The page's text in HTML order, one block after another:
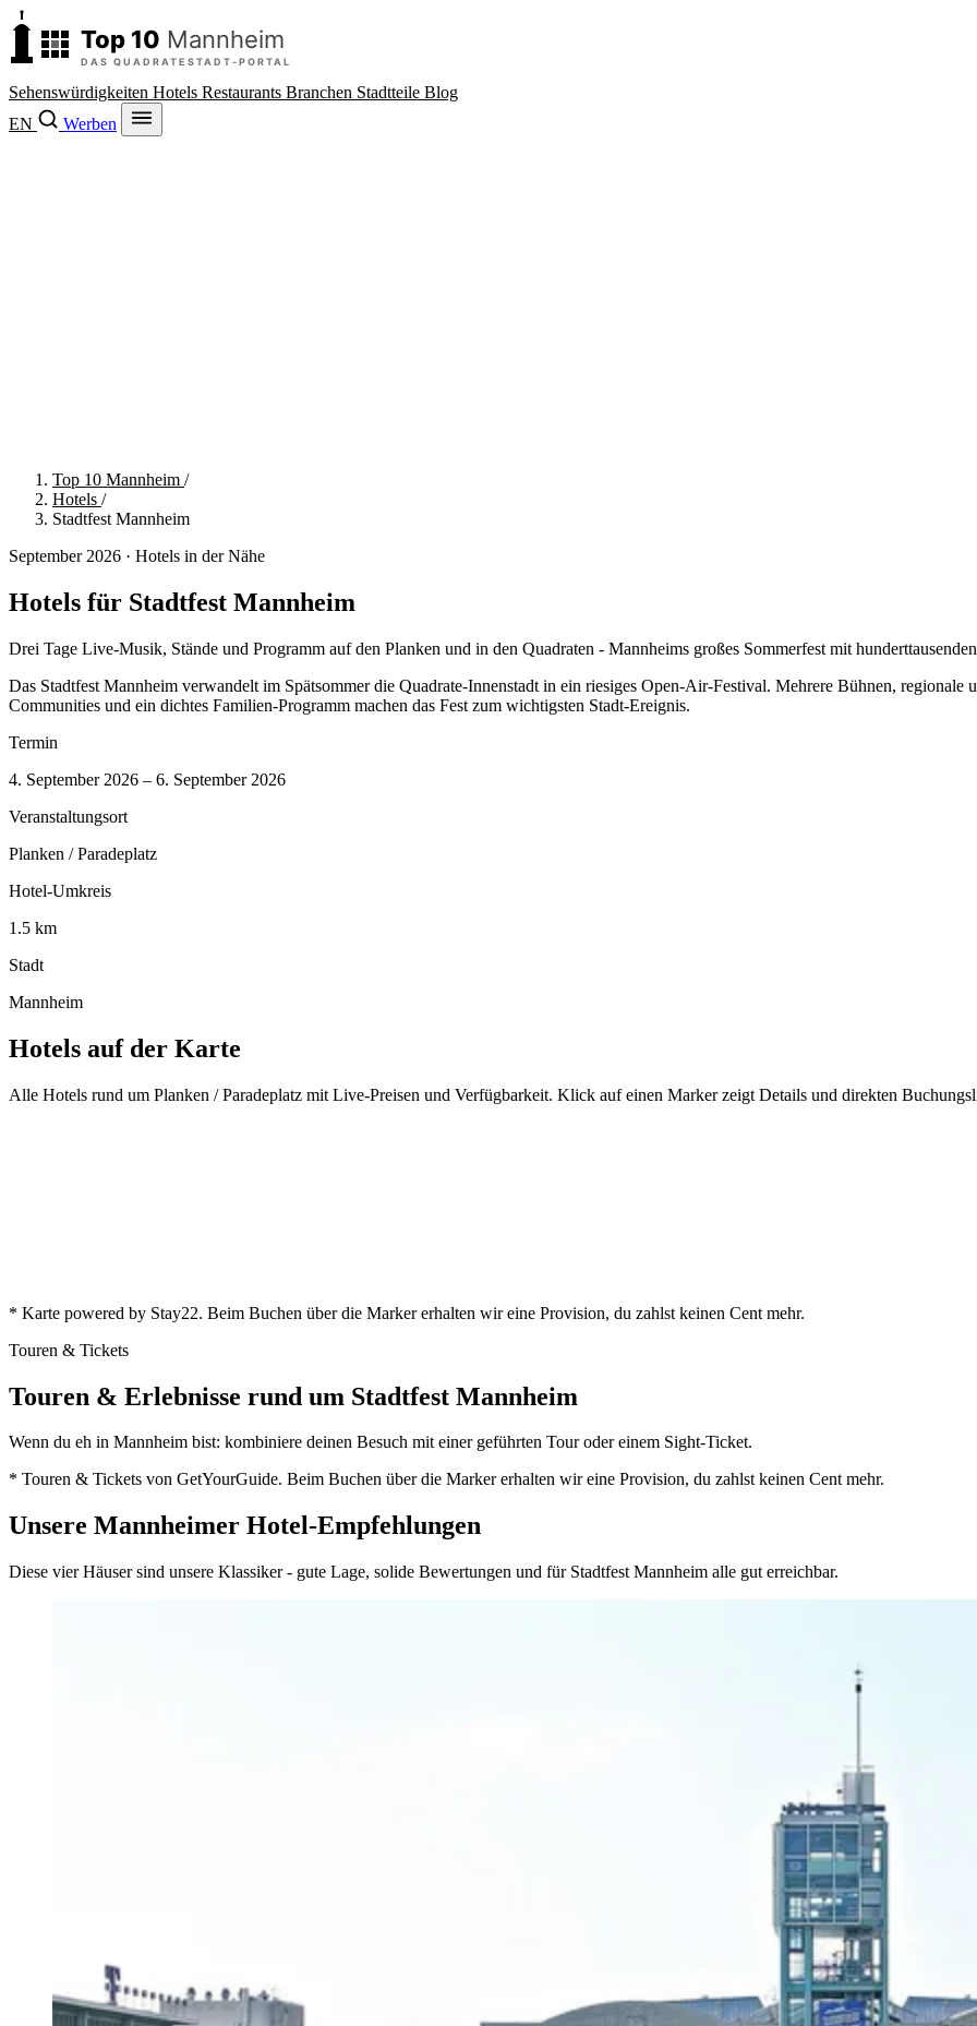
Sehenswürdigkeiten Hotels Restaurants Branchen Stadtteile Blog
EN
Werben
Top 10 Mannheim /
Hotels /
Stadtfest Mannheim
September 2026 · Hotels in der Nähe
Hotels für Stadtfest Mannheim
Drei Tage Live-Musik, Stände und Programm auf den Planken und in den Quadraten - Mannheims großes Sommerfest mit
Das Stadtfest Mannheim verwandelt im Spätsommer die Quadrate-Innenstadt in ein riesiges Open-Air-Festival. Mehrere Bühnen,
Communities und ein dichtes Familien-Programm machen das Fest zum wichtigsten Stadt-Ereignis.
Termin
4. September 2026 – 6. September 2026
Veranstaltungsort
Planken / Paradeplatz
Hotel-Umkreis
1.5 km
Stadt
Mannheim
Hotels auf der Karte
Alle Hotels rund um Planken / Paradeplatz mit Live-Preisen und Verfügbarkeit. Klick auf einen Marker zeigt Details und direkten
* Karte powered by Stay22. Beim Buchen über die Marker erhalten wir eine Provision, du zahlst keinen Cent mehr.
Touren & Tickets
Touren & Erlebnisse rund um Stadtfest Mannheim
Wenn du eh in Mannheim bist: kombiniere deinen Besuch mit einer geführten Tour oder einem Sight-Ticket.
* Touren & Tickets von GetYourGuide. Beim Buchen über die Marker erhalten wir eine Provision, du zahlst keinen Cent mehr.
Unsere Mannheimer Hotel-Empfehlungen
Diese vier Häuser sind unsere Klassiker - gute Lage, solide Bewertungen und für Stadtfest Mannheim alle gut erreichbar.